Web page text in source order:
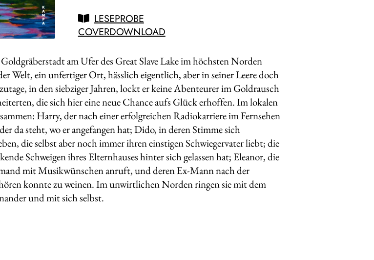
LESEPROBE
COVERDOWNLOAD
am Ufer des Great Slave Lake im höchsten Norden
Welt, ein unfertiger Ort, hässlich eigentlich, aber in seiner Leere doch
in den siebziger Jahren, lockt er keine Abenteurer im Goldrausch
die sich hier eine neue Chance aufs Glück erhoffen. Im lokalen
Harry, der nach einer erfolgreichen Radiokarriere im Fernsehen
da steht, wo er angefangen hat; Dido, in deren Stimme sich
die selbst aber noch immer ihren einstigen Schwiegervater liebt; die
Schweigen ihres Elternhauses hinter sich gelassen hat; Eleanor, die
mit Musikwünschen anruft, und deren Ex-Mann nach der
konnte zu weinen. Im unwirtlichen Norden ringen sie mit dem
und mit sich selbst.